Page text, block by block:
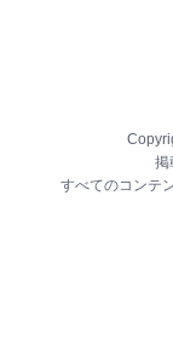
掲
すべてのコンテ